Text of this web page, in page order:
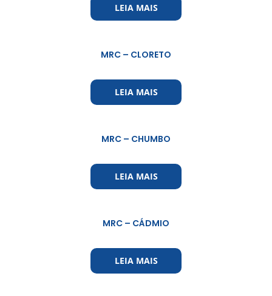
LEIA MAIS
MRC – CLORETO
LEIA MAIS
MRC – CHUMBO
LEIA MAIS
MRC – CÁDMIO
LEIA MAIS